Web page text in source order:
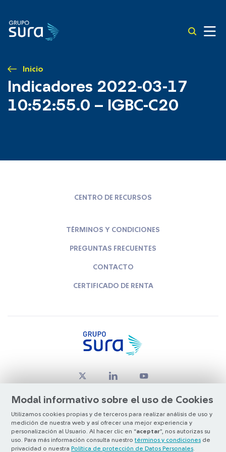
Inicio
Indicadores 2022-03-17
10:52:55.0 – IGBC-C20
Modal informativo sobre el uso de Cookies
Utilizamos cookies propias y de terceros para realizar análisis de uso y
medición de nuestra web y así ofrecer una mejor experiencia y
personalización al Usuario. Al hacer clic en “aceptar”, nos autorizas su
uso. Para más información consulta nuestro términos y condiciones de
privacidad o nuestra Política de protección de Datos Personales
CENTRO DE RECURSOS
TÉRMINOS Y CONDICIONES
PREGUNTAS FRECUENTES
CONTACTO
CERTIFICADO DE RENTA
© Copyright Grupo SURA 2026